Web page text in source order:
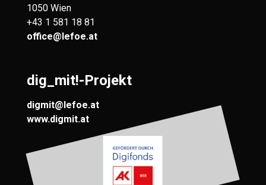
1050 Wien
+43 1 581 18 81
office@lefoe.at
dig_mit!-Projekt
digmit@lefoe.at
www.digmit.at